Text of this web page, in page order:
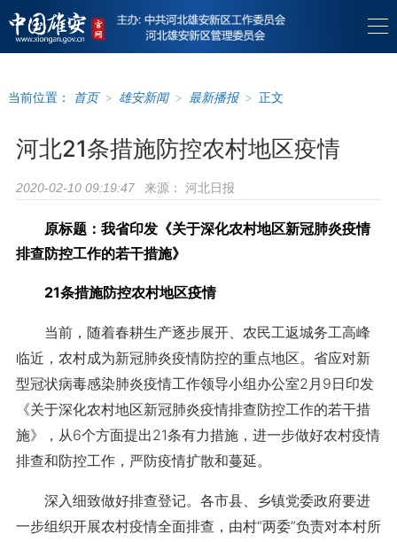
当前位置： 首页 > 雄安新闻 > 最新播报 > 正文
河北21条措施防控农村地区疫情
2020-02-10 09:19:47 来源： 河北日报
原标题：我省印发《关于深化农村地区新冠肺炎疫情
排查防控工作的若干措施》
21条措施防控农村地区疫情
当前，随着春耕生产逐步展开、农民工返城务工高峰
临近，农村成为新冠肺炎疫情防控的重点地区。省应对新
型冠状病毒感染肺炎疫情工作领导小组办公室2月9日印发
《关于深化农村地区新冠肺炎疫情排查防控工作的若干措
施》，从6个方面提出21条有力措施，进一步做好农村疫情
排查和防控工作，严防疫情扩散和蔓延。
深入细致做好排查登记。各市县、乡镇党委政府要进
一步组织开展农村疫情全面排查，由村“两委”负责对本村所